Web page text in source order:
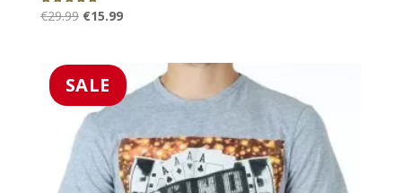
Gewaardeerd
5.00
€29.99 Oorspronkelijke
€29.99.
€15.99Huidige
€15.99.
SALE